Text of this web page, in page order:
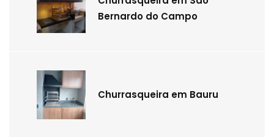
Bernardo do Campo
Churrasqueira em Bauru